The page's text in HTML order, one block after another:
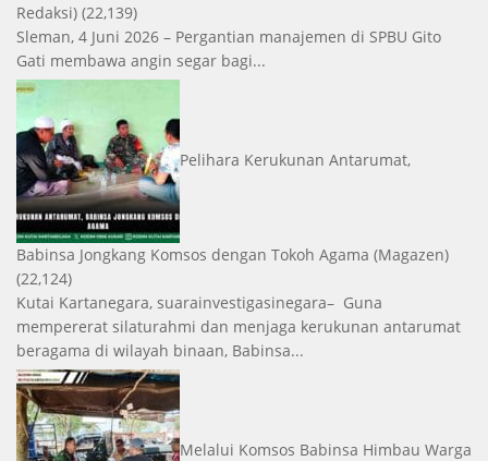
Redaksi) (22,139)
Sleman, 4 Juni 2026 – Pergantian manajemen di SPBU Gito
Gati membawa angin segar bagi...
Pelihara Kerukunan Antarumat,
Babinsa Jongkang Komsos dengan Tokoh Agama (Magazen)
(22,124)
Kutai Kartanegara, suarainvestigasinegara– Guna
mempererat silaturahmi dan menjaga kerukunan antarumat
beragama di wilayah binaan, Babinsa...
Melalui Komsos Babinsa Himbau Warga